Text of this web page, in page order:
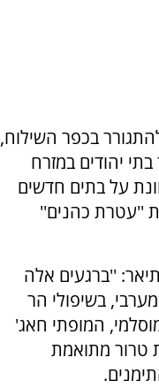
בכפר השילוח,
בתי יהודים במזרח
על בתים חדשים
''עטרת כהנים''
''ברגעים אלה
המערבי, בשיפולי הר
המופתי חאג'
טרור מתואמת